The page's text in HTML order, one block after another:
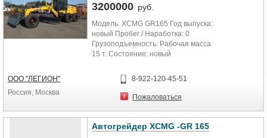
3200000 руб.
Модель: XCMG GR165 Год выпуска:
новый Пробег / Наработка: 0
Грузоподъемность: Рабочая масса
15 т. Состояние: новый
ООО "ЛЕГИОН"
Россия, Москва
8-922-120-45-51
Пожаловаться
Автогрейдер XCMG -GR 165